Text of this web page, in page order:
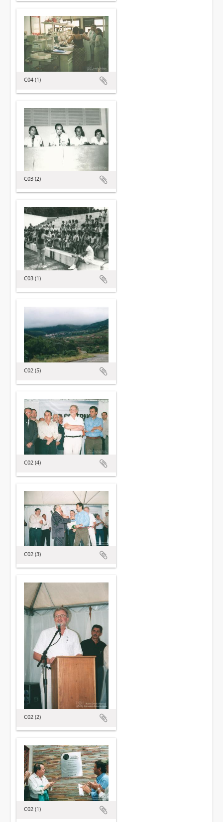
C04 (1)
C03 (2)
C03 (1)
C02 (5)
C02 (4)
C02 (3)
C02 (2)
C02 (1)